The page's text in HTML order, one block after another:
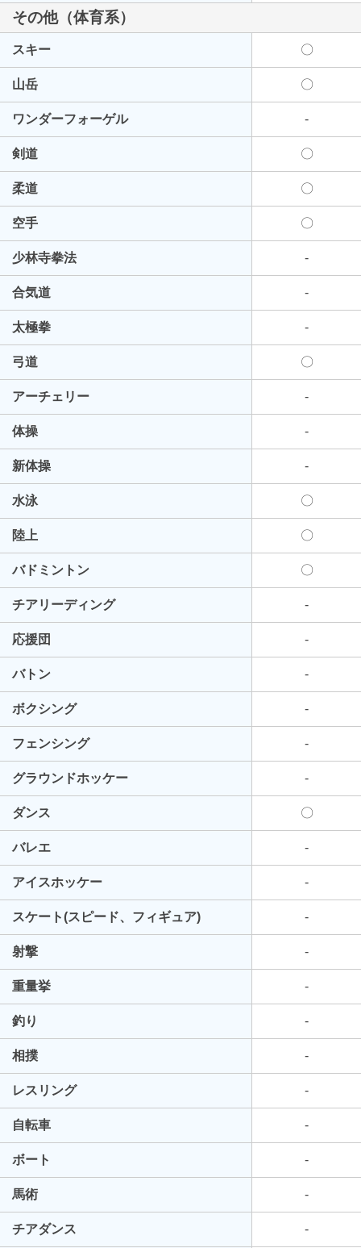
その他（体育系）
スキー 〇
山岳 〇
ワンダーフォーゲル -
剣道 〇
柔道 〇
空手 〇
少林寺拳法 -
合気道 -
太極拳 -
弓道 〇
アーチェリー -
体操 -
新体操 -
水泳 〇
陸上 〇
バドミントン 〇
チアリーディング -
応援団 -
バトン -
ボクシング -
フェンシング -
グラウンドホッケー -
ダンス 〇
バレエ -
アイスホッケー -
スケート(スピード、フィギュア) -
射撃 -
重量挙 -
釣り -
相撲 -
レスリング -
自転車 -
ボート -
馬術 -
チアダンス -